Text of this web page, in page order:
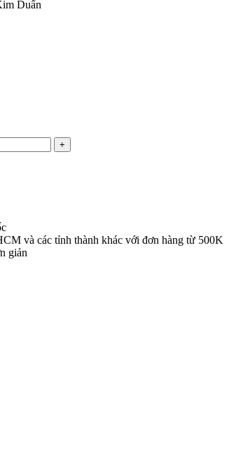
Duẩn
và các tỉnh thành khác với đơn hàng từ 500K
giản